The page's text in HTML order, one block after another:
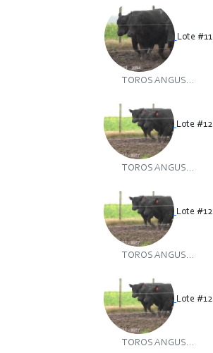
Lote #11
TOROS ANGUS...
Lote #12
TOROS ANGUS...
Lote #12
TOROS ANGUS...
Lote #12
TOROS ANGUS...